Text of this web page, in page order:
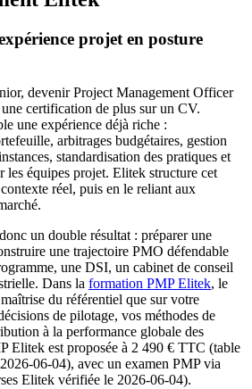
projet en posture
devenir Project Management Officer
certification de plus sur un CV.
une expérience déjà riche :
arbitrages budgétaires, gestion
standardisation des pratiques et
les équipes projet. Elitek structure cet
réel, puis en le reliant aux
un double résultat : préparer une
une trajectoire PMO défendable
une DSI, un cabinet de conseil
Dans la formation PMP Elitek, le
du référentiel que sur votre
de pilotage, vos méthodes de
à la performance globale des
Elitek est proposée à 2 490 € TTC (table
06-04), avec un examen PMP via
Elitek vérifiée le 2026-06-04).